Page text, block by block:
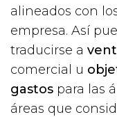
alineados con
empresa. Así
traducirse a
comercial u
gastos para las
áreas que